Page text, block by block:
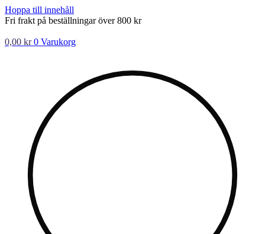
Hoppa till innehåll
Fri frakt på beställningar över 800 kr
0,00 kr 0 Varukorg